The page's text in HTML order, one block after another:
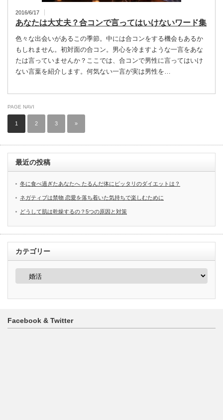
2016/6/17
あなたは大丈夫？合コンで言ってはいけないワード集
色々な出会いがあるこの季節。中には合コンをする機会もあるか
もしれません。初対面の合コン。男心を冷ますような一言をあな
たは言っていませんか？ここでは、合コンで男性に言ってはいけ
ない言葉を紹介します。何気ない一言が実は男性を…
PAGE NAVI
1 2 3 »
最近の投稿
冬に食べ過ぎたあなたへ たるんだ体にピッタリのダイエットは？
ネガティブは禁物 恋愛を落ち着いた気持ちで楽しむために
どうして肌は乾燥するの？5つの原因と対策
カテゴリー
カ
ー
Facebook & Twitter